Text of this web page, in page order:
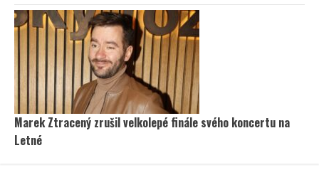
Marek Ztracený zrušil velkolepé finále svého koncertu na
Letné